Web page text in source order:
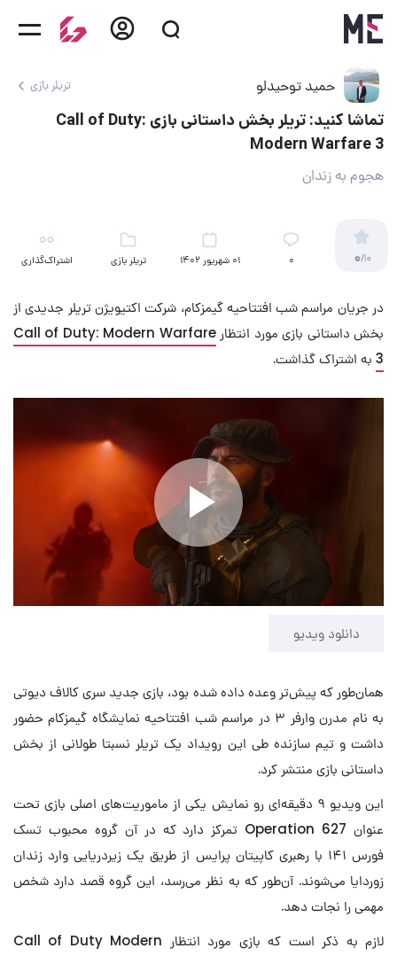
حمید توحیدلو تریلر بازی
تماشا کنید: تریلر بخش داستانی بازی Call of Duty:
Modern Warfare 3
هجوم به زندان
0/10 ۰ 01 شهریور 1402 تریلر بازی اشتراک‌گذاری
در جریان مراسم شب افتتاحیه گیمزکام، شرکت اکتیویژن تریلر جدیدی از
بخش داستانی بازی مورد انتظارCall of Duty: Modern Warfare
3 به اشتراک گذاشت.
Play
دانلود ویدیو
همان‌طور که پیش‌تر وعده داده شده بود، بازی جدید سری کالاف دیوتی
به نام مدرن وارفر ۳ در مراسم شب افتتاحیه نمایشگاه گیمزکام حضور
داشت و تیم سازنده طی این رویداد یک تریلر نسبتا طولانی از بخش
داستانی بازی منتشر کرد.
این ویدیو ۹ دقیقه‌ای رو نمایش یکی از ماموریت‌های اصلی بازی تحت
عنوان Operation 627 تمرکز دارد که در آن گروه محبوب تسک
فورس ۱۴۱ با رهبری کاپیتان پرایس از طریق یک زیردریایی وارد زندان
زوردایا می‌شوند. آن‌طور که به نظر می‌رسد، این گروه قصد دارد شخص
مهمی را نجات دهد.
لازم به ذکر است که بازی مورد انتظار Call of Duty Modern